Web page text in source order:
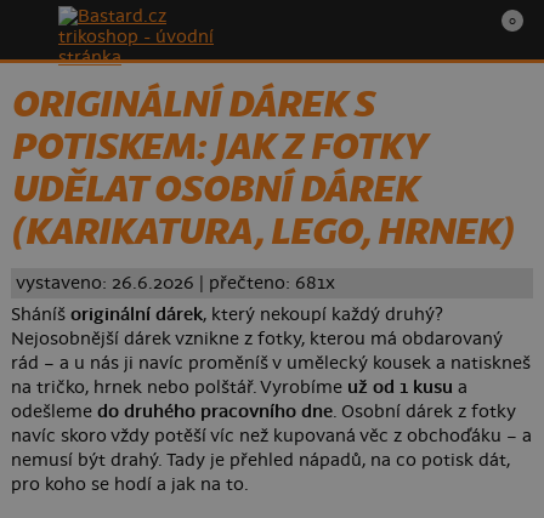
0
ORIGINÁLNÍ DÁREK S
POTISKEM: JAK Z FOTKY
UDĚLAT OSOBNÍ DÁREK
(KARIKATURA, LEGO, HRNEK)
vystaveno: 26.6.2026 | přečteno: 681x
Sháníšoriginální dárek, který nekoupí každý druhý?
Nejosobnější dárek vznikne z fotky, kterou má obdarovaný
rád – a u nás ji navíc proměníš v umělecký kousek a natiskneš
na tričko, hrnek nebo polštář. Vyrobíme už od 1 kusu a
odešlemedo druhého pracovního dne. Osobní dárek z fotky
navíc skoro vždy potěší víc než kupovaná věc z obchoďáku – a
nemusí být drahý. Tady je přehled nápadů, na co potisk dát,
pro koho se hodí a jak na to.